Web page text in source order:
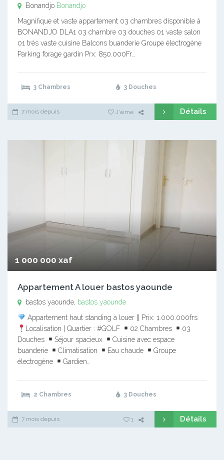
Bonandjo Bonandjo
Magnifique et vaste appartement 03 chambres disponible à
BONANDJO DLA1 03 chambre 03 douches 01 vaste salon
01 très vaste cuisine Balcons buanderie Groupe électrogène
Parking forage gardin Prx: 850.000Fr…
3 Chambres 3 Douches
7 mois depuis J'aime Détails
1 000 000 xaf
Appartement A louer bastos yaounde
bastos yaounde, bastos yaounde
Appartement haut standing à louer || Prix: 1.000.000frs
Localisation | Quartier : #GOLF
02 Chambres
03
Douches
Séjour spacieux
Cuisine avec espace
buanderie
Climatisation Eau chaude
Groupe
électrogène
Gardien…
2 Chambres 3 Douches
7 mois depuis 1 Détails